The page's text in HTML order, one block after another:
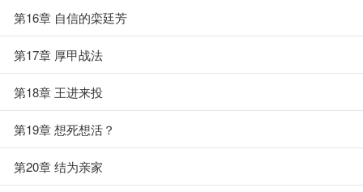
第16章 自信的栾廷芳
第17章 厚甲战法
第18章 王进来投
第19章 想死想活？
第20章 结为亲家